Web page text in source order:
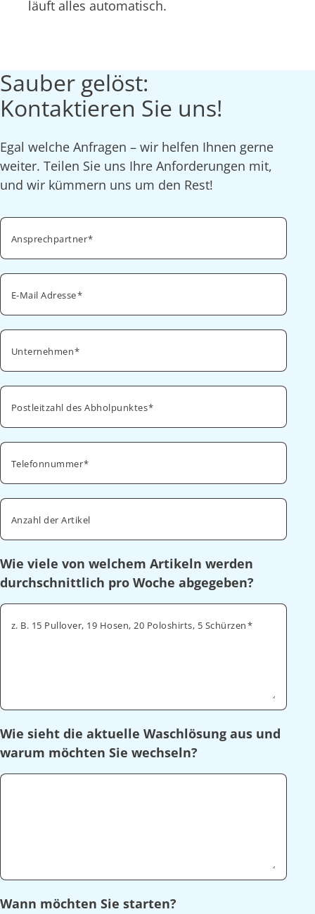
läuft alles automatisch.
Sauber gelöst:
Kontaktieren Sie uns!
Egal welche Anfragen – wir helfen Ihnen gerne
weiter. Teilen Sie uns Ihre Anforderungen mit,
und wir kümmern uns um den Rest!
Ansprechpartner
E-Mail Adresse
Unternehmen
Postleitzahl des Abholpunktes
Telefonnummer
Anzahl der Artikel
Wie viele von welchem Artikeln werden
durchschnittlich pro Woche abgegeben?
z. B. 15 Pullover, 19 Hosen, 20 Poloshirts, 5 Schürzen
Wie sieht die aktuelle Waschlösung aus und
warum möchten Sie wechseln?
Wann möchten Sie starten?